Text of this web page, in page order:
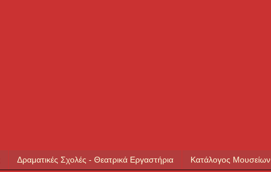
Δραματικές Σχολές - Θεατρικά Εργαστήρια Κατάλογος Μουσείων